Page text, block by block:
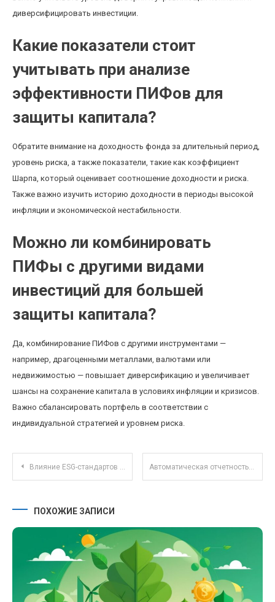
диверсифицировать инвестиции.
Какие показатели стоит
учитывать при анализе
эффективности ПИФов для
защиты капитала?
Обратите внимание на доходность фонда за длительный период,
уровень риска, а также показатели, такие как коэффициент
Шарпа, который оценивает соотношение доходности и риска.
Также важно изучить историю доходности в периоды высокой
инфляции и экономической нестабильности.
Можно ли комбинировать
ПИФы с другими видами
инвестиций для большей
защиты капитала?
Да, комбинирование ПИФов с другими инструментами —
например, драгоценными металлами, валютами или
недвижимостью — повышает диверсификацию и увеличивает
шансы на сохранение капитала в условиях инфляции и кризисов.
Важно сбалансировать портфель в соответствии с
индивидуальной стратегией и уровнем риска.
Навигация по записям
Влияние ESG-стандартов на формирование портфелей ПИФов в 2025 году Автоматическая отчетность по налогам для малого бизнеса: плюсы и минусы нового законодательства
ПОХОЖИЕ ЗАПИСИ